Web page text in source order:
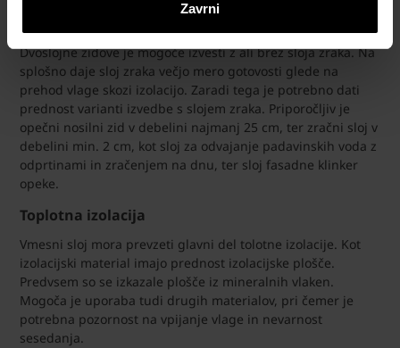
Zavrni
Dvoslojne zidove je mogoče izvesti z ali brez sloja zraka. Na
splošno daje sloj zraka večjo mero gotovosti glede na
prehod vlage skozi izolacijo. Zaradi tega je potrebno dati
prednost varianti izvedbe s slojem zraka. Priporočljiv je
opečni nosilni zid v debelini najmanj 25 cm, ter zračni sloj v
debelini min. 2 cm, kot sloj za odvajanje padavinskih voda z
odprtinami in zračenjem na dnu, ter sloj fasadne klinker
opeke.
Toplotna izolacija
Vmesni sloj mora prevzeti glavni del tolotne izolacije. Kot
izolacijski material imajo prednost izolacijske plošče.
Predvsem so se izkazale plošče iz mineralnih vlaken.
Mogoča je uporaba tudi drugih materialov, pri čemer je
potrebna pozornost na vpijanje vlage in nevarnost
sesedanja.